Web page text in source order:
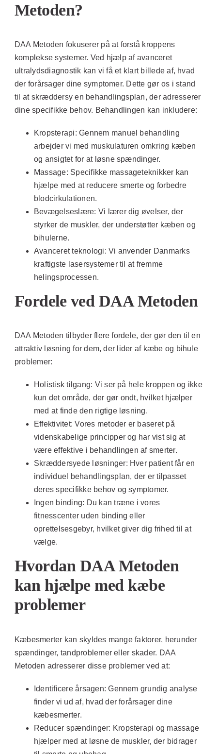
Metoden?
DAA Metoden fokuserer på at forstå kroppens
komplekse systemer. Ved hjælp af avanceret
ultralydsdiagnostik kan vi få et klart billede af, hvad
der forårsager dine symptomer. Dette gør os i stand
til at skræddersy en behandlingsplan, der adresserer
dine specifikke behov. Behandlingen kan inkludere:
Kropsterapi: Gennem manuel behandling
arbejder vi med muskulaturen omkring kæben
og ansigtet for at løsne spændinger.
Massage: Specifikke massageteknikker kan
hjælpe med at reducere smerte og forbedre
blodcirkulationen.
Bevægelseslære: Vi lærer dig øvelser, der
styrker de muskler, der understøtter kæben og
bihulerne.
Avanceret teknologi: Vi anvender Danmarks
kraftigste lasersystemer til at fremme
helingsprocessen.
Fordele ved DAA Metoden
DAA Metoden tilbyder flere fordele, der gør den til en
attraktiv løsning for dem, der lider af kæbe og bihule
problemer:
Holistisk tilgang: Vi ser på hele kroppen og ikke
kun det område, der gør ondt, hvilket hjælper
med at finde den rigtige løsning.
Effektivitet: Vores metoder er baseret på
videnskabelige principper og har vist sig at
være effektive i behandlingen af smerter.
Skræddersyede løsninger: Hver patient får en
individuel behandlingsplan, der er tilpasset
deres specifikke behov og symptomer.
Ingen binding: Du kan træne i vores
fitnesscenter uden binding eller
oprettelsesgebyr, hvilket giver dig frihed til at
vælge.
Hvordan DAA Metoden
kan hjælpe med kæbe
problemer
Kæbesmerter kan skyldes mange faktorer, herunder
spændinger, tandproblemer eller skader. DAA
Metoden adresserer disse problemer ved at:
Identificere årsagen: Gennem grundig analyse
finder vi ud af, hvad der forårsager dine
kæbesmerter.
Reducer spændinger: Kropsterapi og massage
hjælper med at løsne de muskler, der bidrager